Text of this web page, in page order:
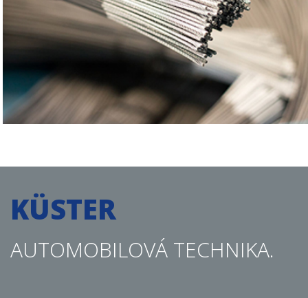
KÜSTER
AUTOMOBILOVÁ TECHNIKA.